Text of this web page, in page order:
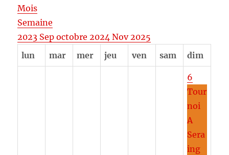
Mois
Semaine
2023 Sepoctobre 2024 Nov2025
lun
mar mer jeu ven sam dim
6
Tour
noi
A
Sera
ing